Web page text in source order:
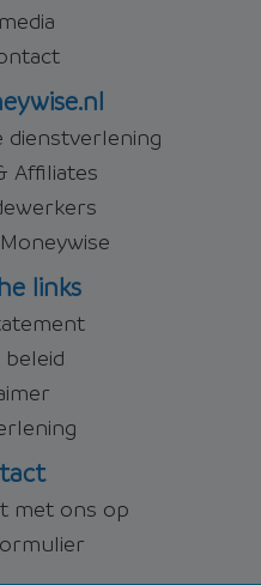
dienstverlening
Affiliates
links
beleid
met ons op